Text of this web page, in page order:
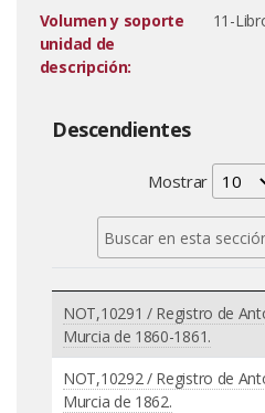
Volumen y soporte
unidad de
descripción:
11-
Descendientes
Mostrar
NOT,10291 / Registro de
Murcia de 1860-1861.
NOT,10292 / Registro de
Murcia de 1862.